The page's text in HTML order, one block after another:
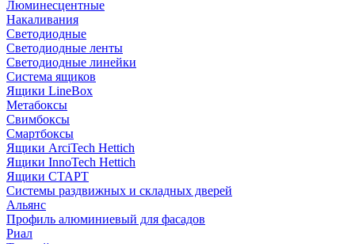
Люминесцентные
Накаливания
Светодиодные
Светодиодные ленты
Светодиодные линейки
Система ящиков
Ящики LineBox
Метабоксы
Свимбоксы
Смартбоксы
Ящики ArciTech Hettich
Ящики InnoTech Hettich
Ящики СТАРТ
Системы раздвижных и складных дверей
Альянс
Профиль алюминиевый для фасадов
Риал